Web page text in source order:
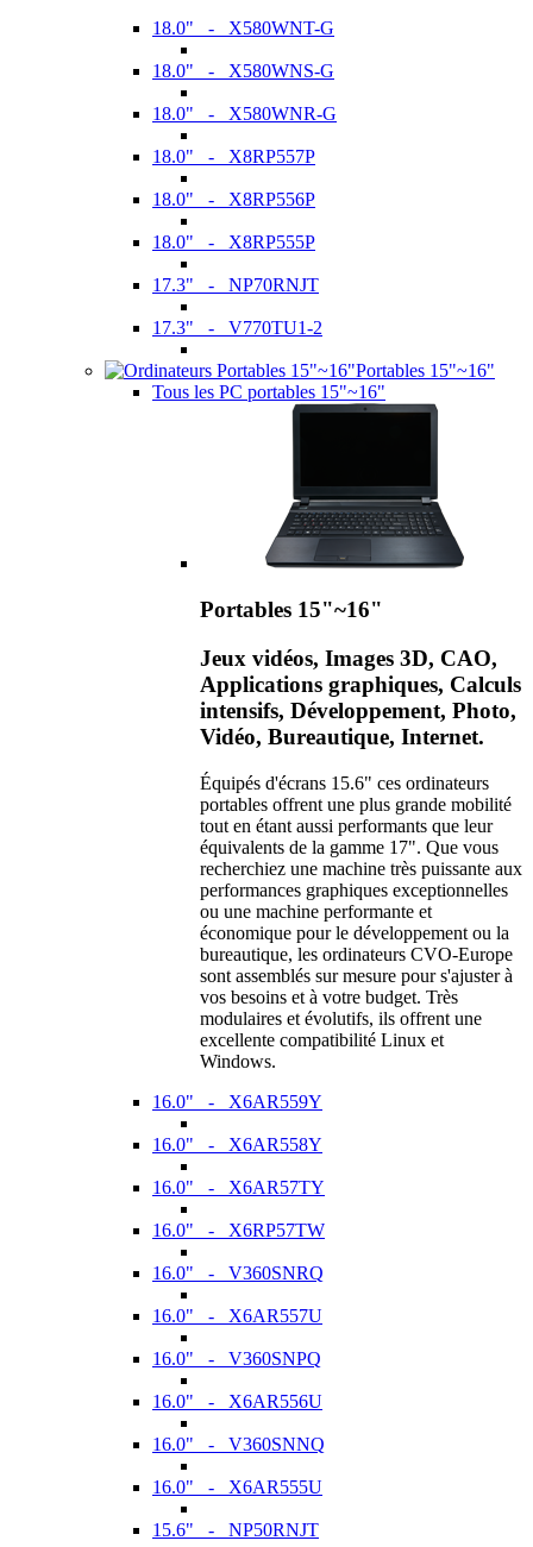
18.0" - X580WNT-G
18.0" - X580WNS-G
18.0" - X580WNR-G
18.0" - X8RP557P
18.0" - X8RP556P
18.0" - X8RP555P
17.3" - NP70RNJT
17.3" - V770TU1-2
Portables 15"~16"
Tous les PC portables 15"~16"
Portables 15"~16"
Jeux vidéos, Images 3D, CAO,
Applications graphiques, Calculs
intensifs, Développement, Photo,
Vidéo, Bureautique, Internet.
Équipés d'écrans 15.6" ces ordinateurs
portables offrent une plus grande mobilité
tout en étant aussi performants que leur
équivalents de la gamme 17". Que vous
recherchiez une machine très puissante aux
performances graphiques exceptionnelles
ou une machine performante et
économique pour le développement ou la
bureautique, les ordinateurs CVO-Europe
sont assemblés sur mesure pour s'ajuster à
vos besoins et à votre budget. Très
modulaires et évolutifs, ils offrent une
excellente compatibilité Linux et
Windows.
16.0" - X6AR559Y
16.0" - X6AR558Y
16.0" - X6AR57TY
16.0" - X6RP57TW
16.0" - V360SNRQ
16.0" - X6AR557U
16.0" - V360SNPQ
16.0" - X6AR556U
16.0" - V360SNNQ
16.0" - X6AR555U
15.6" - NP50RNJT